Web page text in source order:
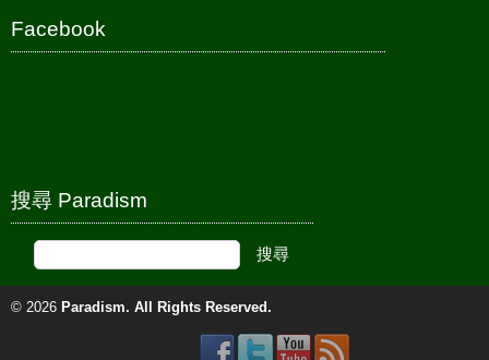
Facebook
搜尋 Paradism
© 2026 Paradism. All Rights Reserved.